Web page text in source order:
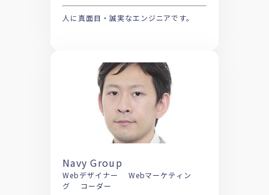
人に真面目・誠実なエンジニアです。
Navy Group
Webデザイナー Webマーケティン
グ コーダー